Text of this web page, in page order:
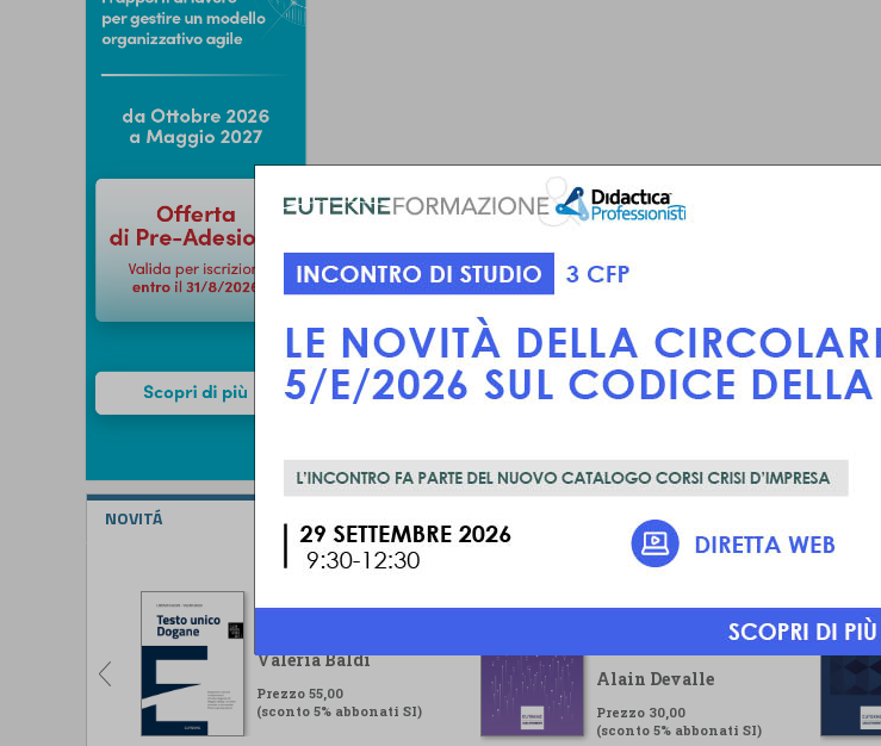
NOVITÁ
Valeria Baldi
Prezzo 55,00
(sconto 5% abbonati SI)
Reporting Standard
Alain Devalle
Prezzo 30,00
(sconto 5% abbonati SI)